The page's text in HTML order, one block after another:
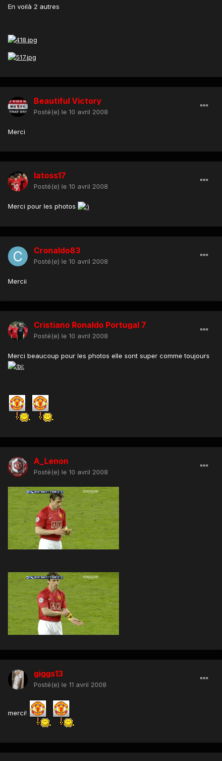
En voilà 2 autres
Beautiful Victory
Posté(e) le 10 avril 2008
Merci
latoss17
Posté(e) le 10 avril 2008
Merci pour les photos
Cronaldo83
Posté(e) le 10 avril 2008
Mercii
Cristiano Ronaldo Portugal 7
Posté(e) le 10 avril 2008
Merci beaucoup pour les photos elle sont super comme toujours
A_Lenon
Posté(e) le 10 avril 2008
giggs13
Posté(e) le 11 avril 2008
merci!